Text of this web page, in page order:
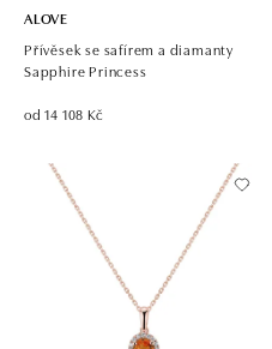
ALOVE
Přívěsek se safírem a diamanty
Sapphire Princess
od 14 108 Kč